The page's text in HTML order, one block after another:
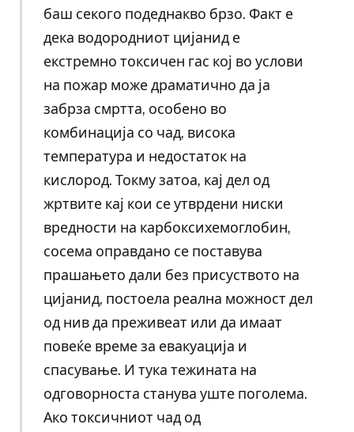
баш секого подеднакво брзо. Факт е
дека водородниот цијанид е
екстремно токсичен гас кој во услови
на пожар може драматично да ја
забрза смртта, особено во
комбинација со чад, висока
температура и недостаток на
кислород. Токму затоа, кај дел од
жртвите кај кои се утврдени ниски
вредности на карбоксихемоглобин,
сосема оправдано се поставува
прашањето дали без присуството на
цијанид, постоела реална можност дел
од нив да преживеат или да имаат
повеќе време за евакуација и
спасување. И тука тежината на
одговорноста станува уште поголема.
Ако токсичниот чад од